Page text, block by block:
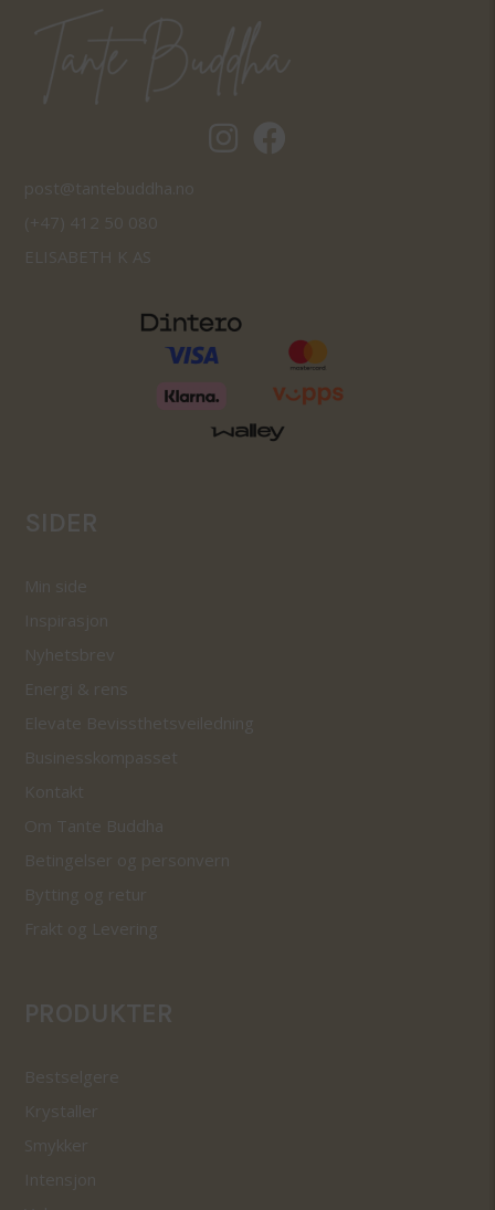
Tantebuddha.no instagram
Tantebuddha.no facebook
post@tantebuddha.no
(+47) 412 50 080
ELISABETH K AS
SIDER
Min side
Inspirasjon
Nyhetsbrev
Energi & rens
Elevate Bevissthetsveiledning
Businesskompasset
Kontakt
Om Tante Buddha
Betingelser og personvern
Bytting og retur
Frakt og Levering
PRODUKTER
Bestselgere
Krystaller
Smykker
Intensjon